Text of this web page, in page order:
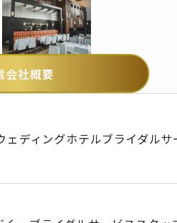
会社概要
ェディングホテルブライダルサ